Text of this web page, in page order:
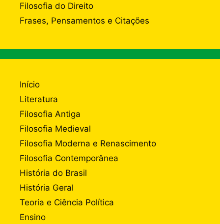
Filosofia do Direito
Frases, Pensamentos e Citações
Início
Literatura
Filosofia Antiga
Filosofia Medieval
Filosofia Moderna e Renascimento
Filosofia Contemporânea
História do Brasil
História Geral
Teoria e Ciência Política
Ensino